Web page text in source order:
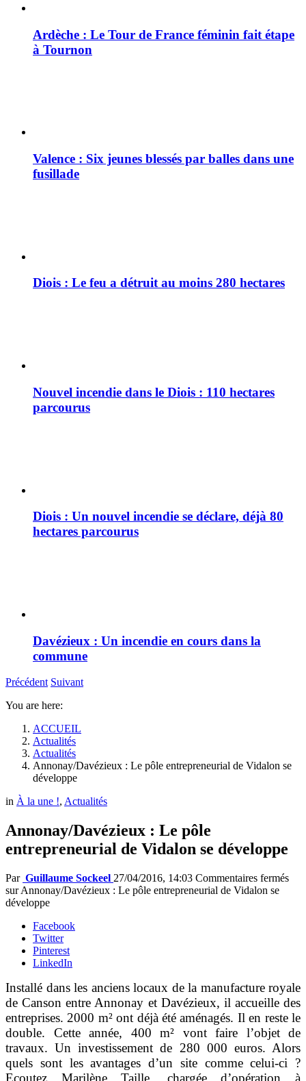
Ardèche : Le Tour de France féminin fait étape
à Tournon
Valence : Six jeunes blessés par balles dans une
fusillade
Diois : Le feu a détruit au moins 280 hectares
Nouvel incendie dans le Diois : 110 hectares
parcourus
Diois : Un nouvel incendie se déclare, déjà 80
hectares parcourus
Davézieux : Un incendie en cours dans la
commune
Précédent Suivant
You are here:
ACCUEIL
Actualités
Actualités
Annonay/Davézieux : Le pôle entrepreneurial de Vidalon se
développe
in À la une !, Actualités
Annonay/Davézieux : Le pôle
entrepreneurial de Vidalon se développe
Par Guillaume Sockeel 27/04/2016, 14:03 Commentaires fermés
sur Annonay/Davézieux : Le pôle entrepreneurial de Vidalon se
développe
Facebook
Twitter
Pinterest
LinkedIn
Installé dans les anciens locaux de la manufacture royale
de Canson entre Annonay et Davézieux, il accueille des
entreprises. 2000 m² ont déjà été aménagés. Il en reste le
double. Cette année, 400 m² vont faire l’objet de
travaux. Un investissement de 280 000 euros. Alors
quels sont les avantages d’un site comme celui-ci ?
Ecoutez Marilène Taille, chargée d’opération à